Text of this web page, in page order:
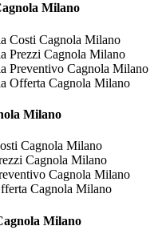
Milano
Costi Cagnola Milano
Prezzi Cagnola Milano
Preventivo Cagnola Milano
Offerta Cagnola Milano
Milano
Cagnola Milano
Cagnola Milano
Cagnola Milano
Cagnola Milano
Milano